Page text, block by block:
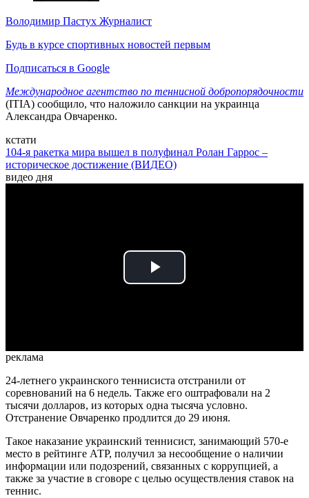
Володимир Пастух Журналист
Будь в курсе спортивных новостей первым
Подписаться в Google
Международное агентство по теннисной добропорядочности
(ITIA) сообщило, что наложило санкции на украинца
Александра Овчаренко.
кстати
104-я ракетка мира вышел в полуфинал Ролан Гаррос –
историческое достижение (ВИДЕО)
видео дня
Play
реклама
24-летнего украинского теннисиста отстранили от
соревнований на 6 недель. Также его оштрафовали на 2
тысячи долларов, из которых одна тысяча условно.
Отстранение Овчаренко продлится до 29 июня.
Такое наказание украинский теннисист, занимающий 570-е
место в рейтинге АТР, получил за несообщение о наличии
информации или подозрений, связанных с коррупцией, а
также за участие в сговоре с целью осуществления ставок на
теннис.